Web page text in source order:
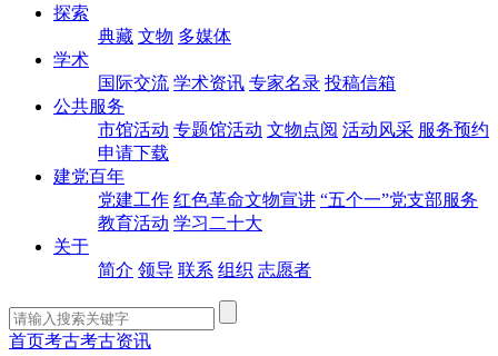
探索
典藏 文物 多媒体
学术
国际交流 学术资讯 专家名录 投稿信箱
公共服务
市馆活动 专题馆活动 文物点阅 活动风采 服务预约
申请下载
建党百年
党建工作 红色革命文物宣讲 “五个一”党支部服务
教育活动 学习二十大
关于
简介 领导 联系 组织 志愿者
首页考古考古资讯